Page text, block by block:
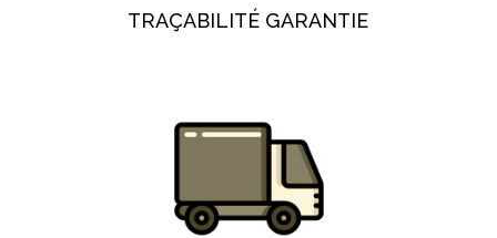
TRAÇABILITÉ GARANTIE